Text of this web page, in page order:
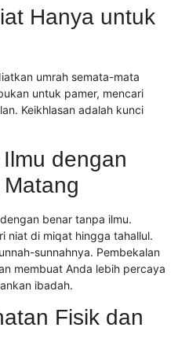
Hanya untuk
umrah semata-mata
untuk pamer, mencari
Keikhlasan adalah kunci
dengan
benar tanpa ilmu.
niat di miqat hingga tahallul.
sunnahnya. Pembekalan
membuat Anda lebih percaya
ibadah.
Fisik dan